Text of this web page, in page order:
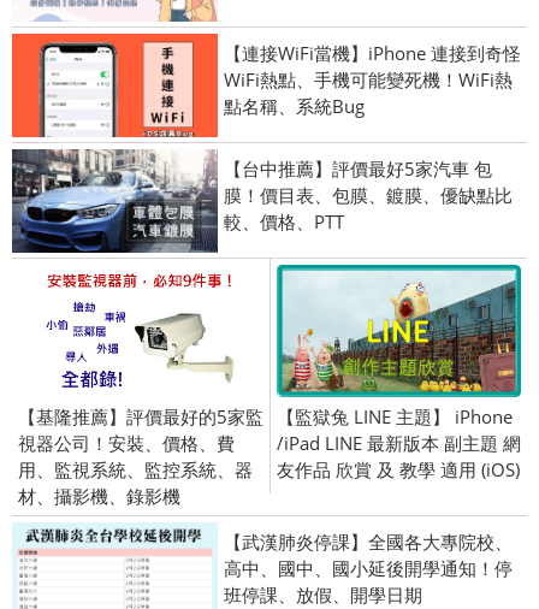
【連接WiFi當機】iPhone 連接到奇怪
WiFi熱點、手機可能變死機！WiFi熱
點名稱、系統Bug
【台中推薦】評價最好5家汽車 包
膜！價目表、包膜、鍍膜、優缺點比
較、價格、PTT
【基隆推薦】評價最好的5家監
視器公司！安裝、價格、費
用、監視系統、監控系統、器
材、攝影機、錄影機
【監獄兔 LINE 主題】 iPhone
/iPad LINE 最新版本 副主題 網
友作品 欣賞 及 教學 適用 (iOS)
【武漢肺炎停課】全國各大專院校、
高中、國中、國小延後開學通知！停
班停課、放假、開學日期